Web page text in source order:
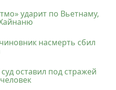
ударит по Вьетнаму,
насмерть сбил
оставил под стражей